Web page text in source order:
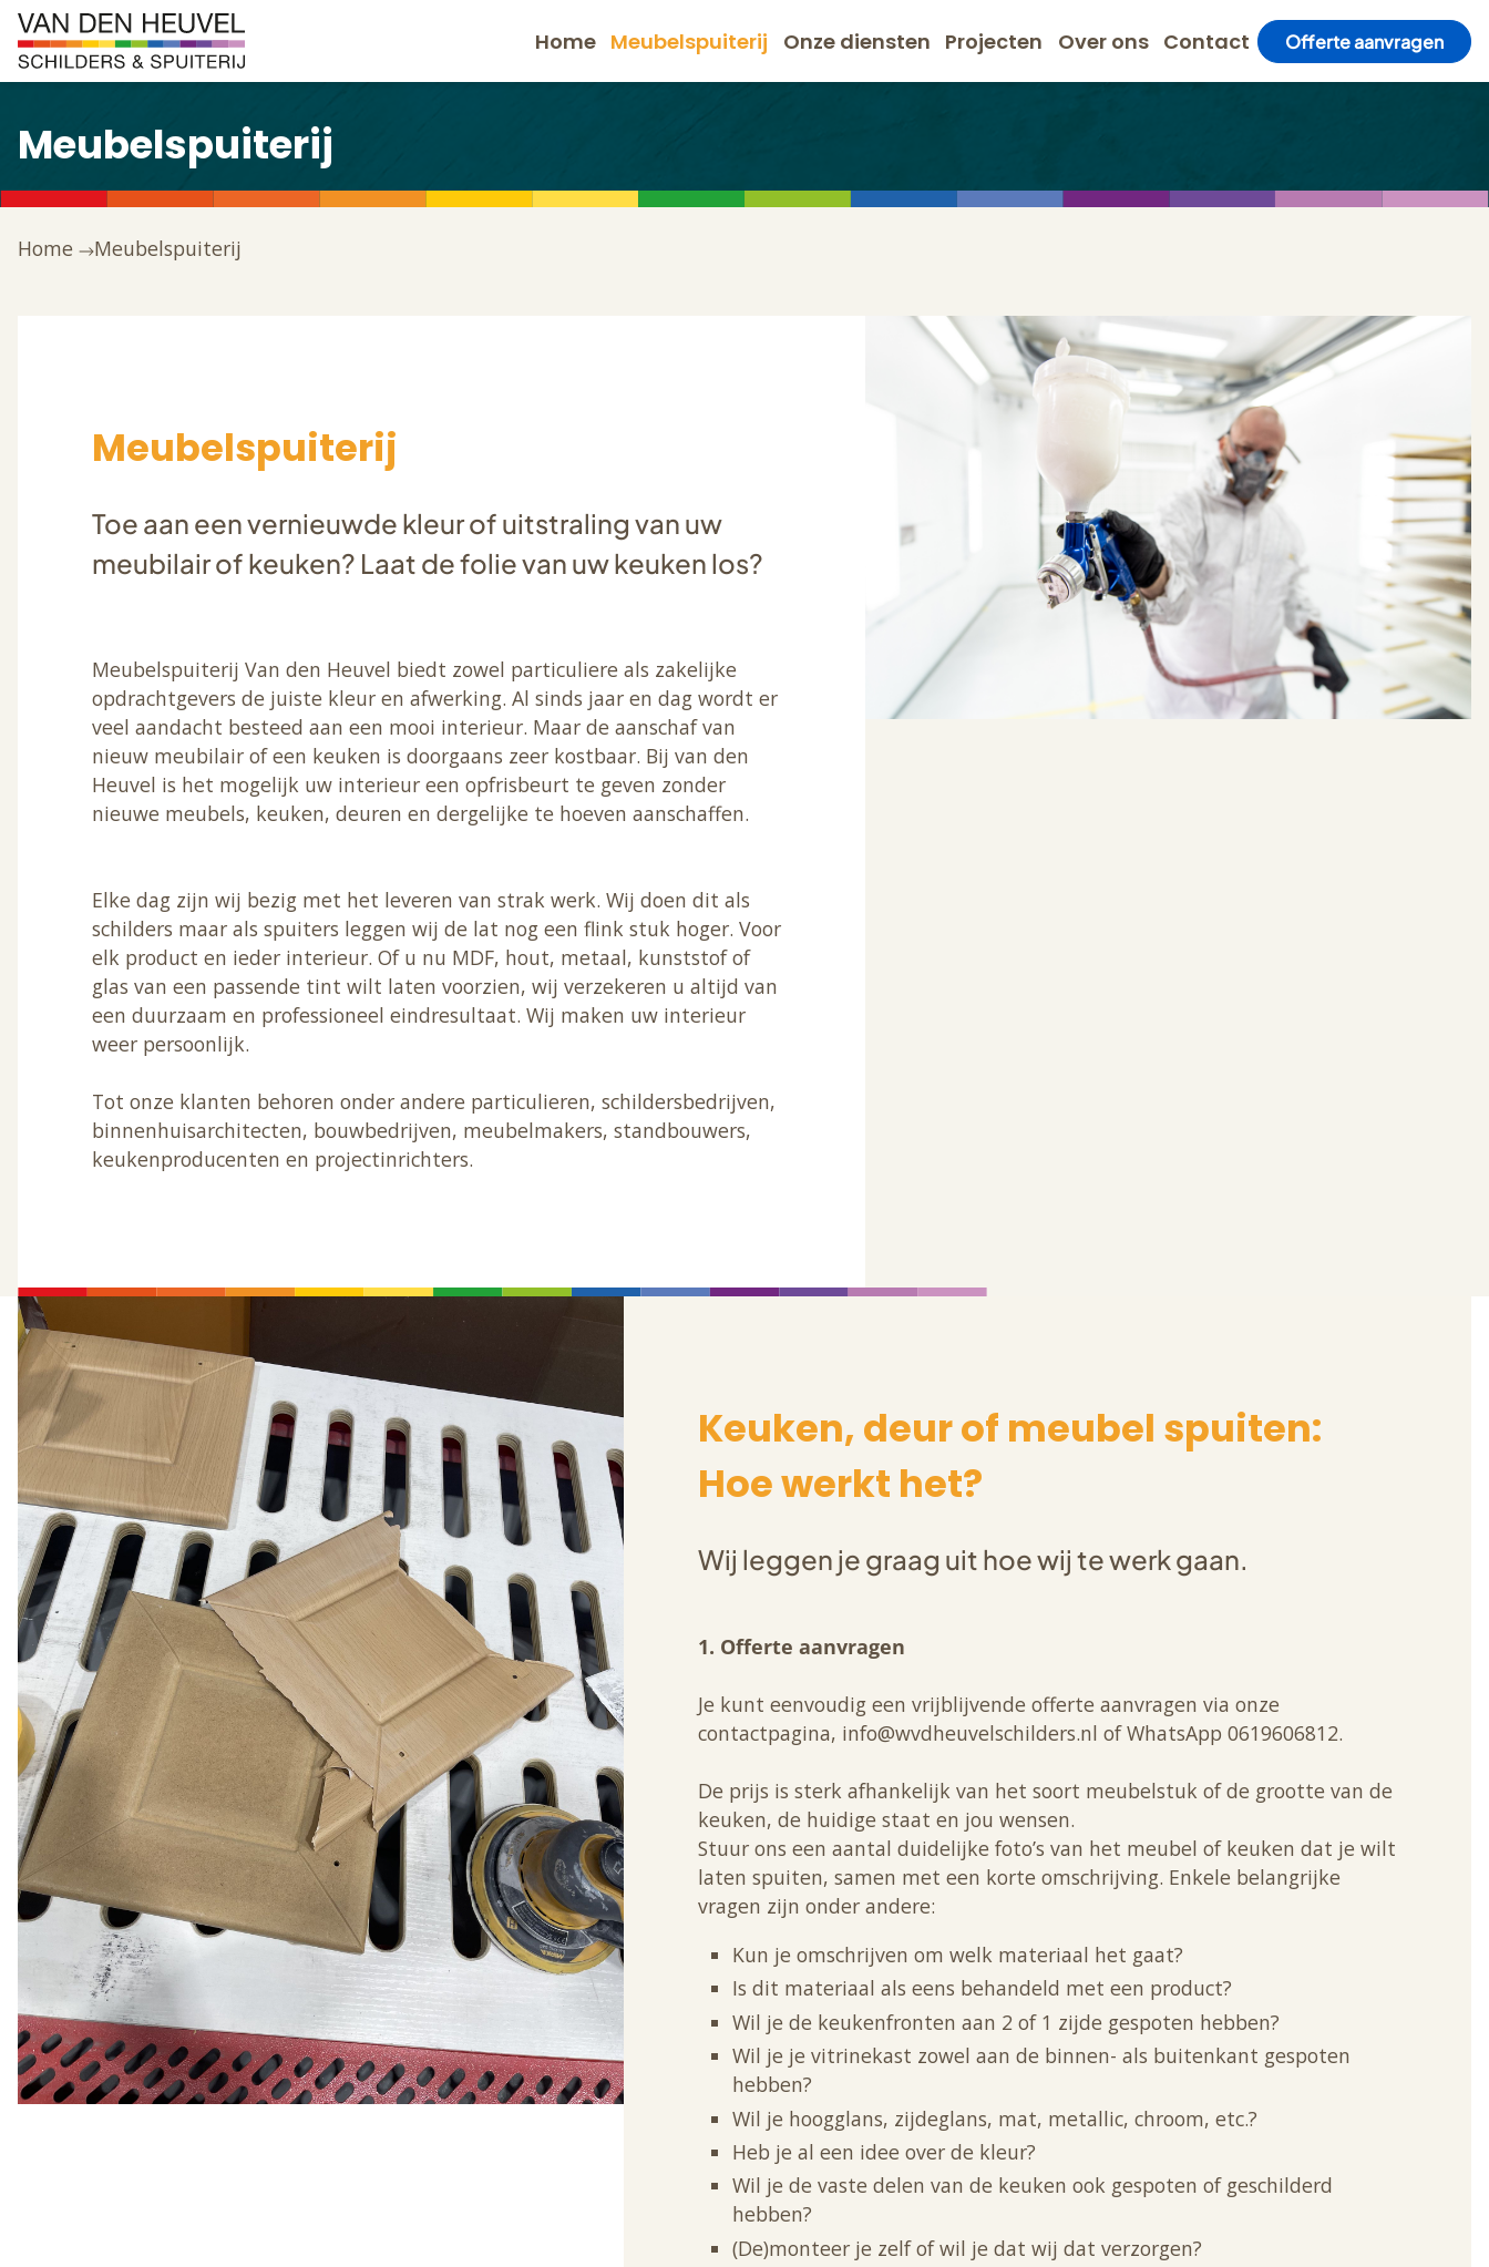
Home Meubelspuiterij Onze diensten Projecten Over ons Contact Offerte aanvragen
Meubelspuiterij
Home Meubelspuiterij
Meubelspuiterij
Toe aan een vernieuwde kleur of uitstraling van uw
meubilair of keuken? Laat de folie van uw keuken los?
Meubelspuiterij Van den Heuvel biedt zowel particuliere als zakelijke
opdrachtgevers de juiste kleur en afwerking. Al sinds jaar en dag wordt er
veel aandacht besteed aan een mooi interieur. Maar de aanschaf van
nieuw meubilair of een keuken is doorgaans zeer kostbaar. Bij van den
Heuvel is het mogelijk uw interieur een opfrisbeurt te geven zonder
nieuwe meubels, keuken, deuren en dergelijke te hoeven aanschaffen.
Elke dag zijn wij bezig met het leveren van strak werk. Wij doen dit als
schilders maar als spuiters leggen wij de lat nog een flink stuk hoger. Voor
elk product en ieder interieur. Of u nu MDF, hout, metaal, kunststof of
glas van een passende tint wilt laten voorzien, wij verzekeren u altijd van
een duurzaam en professioneel eindresultaat. Wij maken uw interieur
weer persoonlijk.
Tot onze klanten behoren onder andere particulieren, schildersbedrijven,
binnenhuisarchitecten, bouwbedrijven, meubelmakers, standbouwers,
keukenproducenten en projectinrichters.
Keuken, deur of meubel spuiten:
Hoe werkt het?
Wij leggen je graag uit hoe wij te werk gaan.
1. Offerte aanvragen
Je kunt eenvoudig een vrijblijvende offerte aanvragen via onze
contactpagina, info@wvdheuvelschilders.nl of WhatsApp 0619606812.
De prijs is sterk afhankelijk van het soort meubelstuk of de grootte van de
keuken, de huidige staat en jou wensen.
Stuur ons een aantal duidelijke foto’s van het meubel of keuken dat je wilt
laten spuiten, samen met een korte omschrijving. Enkele belangrijke
vragen zijn onder andere:
Kun je omschrijven om welk materiaal het gaat?
Is dit materiaal als eens behandeld met een product?
Wil je de keukenfronten aan 2 of 1 zijde gespoten hebben?
Wil je je vitrinekast zowel aan de binnen- als buitenkant gespoten
hebben?
Wil je hoogglans, zijdeglans, mat, metallic, chroom, etc.?
Heb je al een idee over de kleur?
Wil je de vaste delen van de keuken ook gespoten of geschilderd
hebben?
(De)monteer je zelf of wil je dat wij dat verzorgen?